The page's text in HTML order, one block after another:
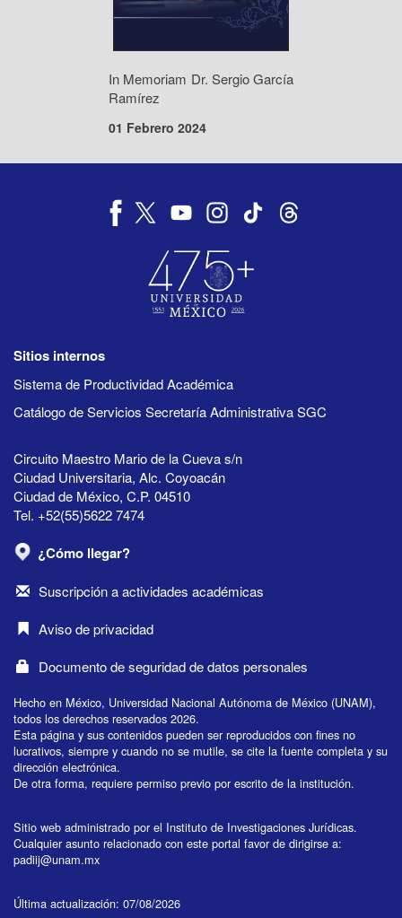
In Memoriam Dr. Sergio García
Ramírez
01 Febrero 2024
Sitios internos
Sistema de Productividad Académica
Catálogo de Servicios Secretaría Administrativa SGC
Circuito Maestro Mario de la Cueva s/n
Ciudad Universitaria, Alc. Coyoacán
Ciudad de México, C.P. 04510
Tel. +52(55)5622 7474
¿Cómo llegar?
Suscripción a actividades académicas
Aviso de privacidad
Documento de seguridad de datos personales
Hecho en México, Universidad Nacional Autónoma de México (UNAM),
todos los derechos reservados 2026.
Esta página y sus contenidos pueden ser reproducidos con fines no
lucrativos, siempre y cuando no se mutile, se cite la fuente completa y su
dirección electrónica.
De otra forma, requiere permiso previo por escrito de la institución.
Sitio web administrado por el Instituto de Investigaciones Jurídicas.
Cualquier asunto relacionado con este portal favor de dirigirse a:
padiij@unam.mx
Última actualización: 07/08/2026